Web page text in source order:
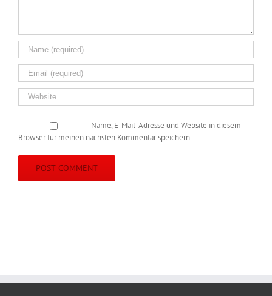
Name, E-Mail-Adresse und Website in diesem
Browser für meinen nächsten Kommentar speichern.